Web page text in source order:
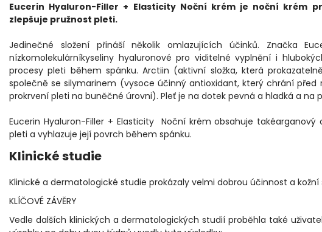
Eucerin Hyaluron-Filler + Elasticity Noční krém je noční
zlepšuje pružnost pleti.
Jedinečné složení přináší několik omlazujících účinků. Značka
nízkomolekulárníkyseliny hyaluronové pro viditelné vyplnění i
procesy pleti během spánku. Arctiin (aktivní složka, která
společně se silymarinem (vysoce účinný antioxidant, který chrání
prokrvení pleti na buněčné úrovni). Pleť je na dotek pevná a hladká a na
Eucerin Hyaluron-Filler + Elasticity Noční krém obsahuje
pleti a vyhlazuje její povrch během spánku.
Klinické studie
Klinické a dermatologické studie prokázaly velmi dobrou účinnost a kožní
KLÍČOVÉ ZÁVĚRY
Vedle dalších klinických a dermatologických studií proběhla také